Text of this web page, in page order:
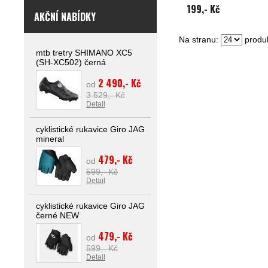
AKČNÍ NABÍDKY
mtb tretry SHIMANO XC5
(SH-XC502) černá
od 2 490,- Kč
3 529,- Kč
Detail
cyklistické rukavice Giro JAG
mineral
od 479,- Kč
599,- Kč
Detail
cyklistické rukavice Giro JAG
černé NEW
od 479,- Kč
599,- Kč
Detail
199,- Kč
Na stranu: